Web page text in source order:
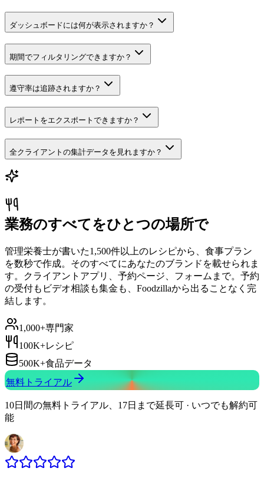
ダッシュボードには何が表示されますか？
期間でフィルタリングできますか？
遵守率は追跡されますか？
レポートをエクスポートできますか？
全クライアントの集計データを見れますか？
業務のすべてをひとつの場所で
管理栄養士が書いた1,500件以上のレシピから、食事プラン
を数秒で作成。そのすべてにあなたのブランドを載せられま
す。クライアントアプリ、予約ページ、フォームまで。予約
の受付もビデオ相談も集金も、Foodzillaから出ることなく完
結します。
1,000+専門家
100K+レシピ
500K+食品データ
無料トライアル
10日間の無料トライアル、17日まで延長可 · いつでも解約可
能